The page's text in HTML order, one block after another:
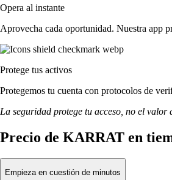
Opera al instante
Aprovecha cada oportunidad. Nuestra app
Protege tus activos
Protegemos tu cuenta con protocolos de
La seguridad protege tu acceso, no el
Precio de KARRAT en
Empieza en cuestión de minutos